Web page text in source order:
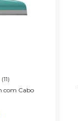
(11)
com Cabo